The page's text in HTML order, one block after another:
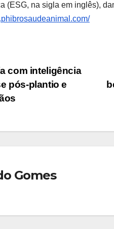
(ESG, na sigla em inglês),
com inteligência
pós-plantio e
Gomes